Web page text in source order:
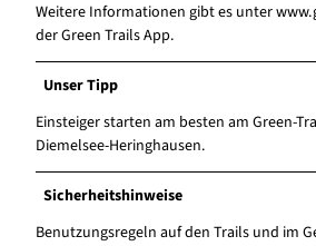
Weitere Informationen gibt es unter
der Green Trails App.
Unser Tipp
Einsteiger starten am besten am Green-
Diemelsee-Heringhausen.
Sicherheitshinweise
Benutzungsregeln auf den Trails und im